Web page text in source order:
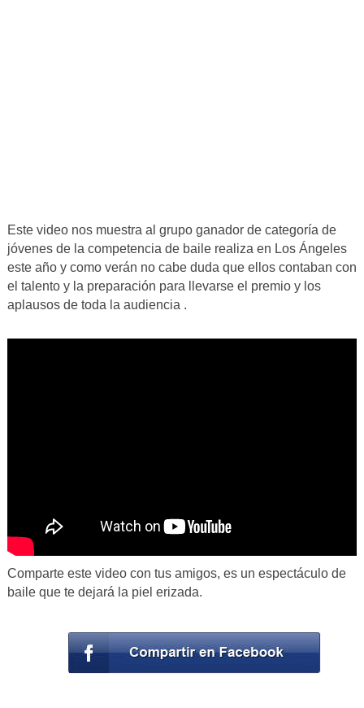
Este video nos muestra al grupo ganador de categoría de
jóvenes de la competencia de baile realiza en Los Ángeles
este año y como verán no cabe duda que ellos contaban con
el talento y la preparación para llevarse el premio y los
aplausos de toda la audiencia .
Comparte este video con tus amigos, es un espectáculo de
baile que te dejará la piel erizada.